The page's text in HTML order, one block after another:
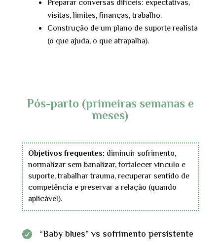
Preparar conversas difíceis: expectativas,
visitas, limites, finanças, trabalho.
Construção de um plano de suporte realista
(o que ajuda, o que atrapalha).
Pós-parto (primeiras semanas e
meses)
Objetivos frequentes: diminuir sofrimento,
normalizar sem banalizar, fortalecer vínculo e
suporte, trabalhar trauma, recuperar sentido de
competência e preservar a relação (quando
aplicável).
 “Baby blues” vs sofrimento persistente